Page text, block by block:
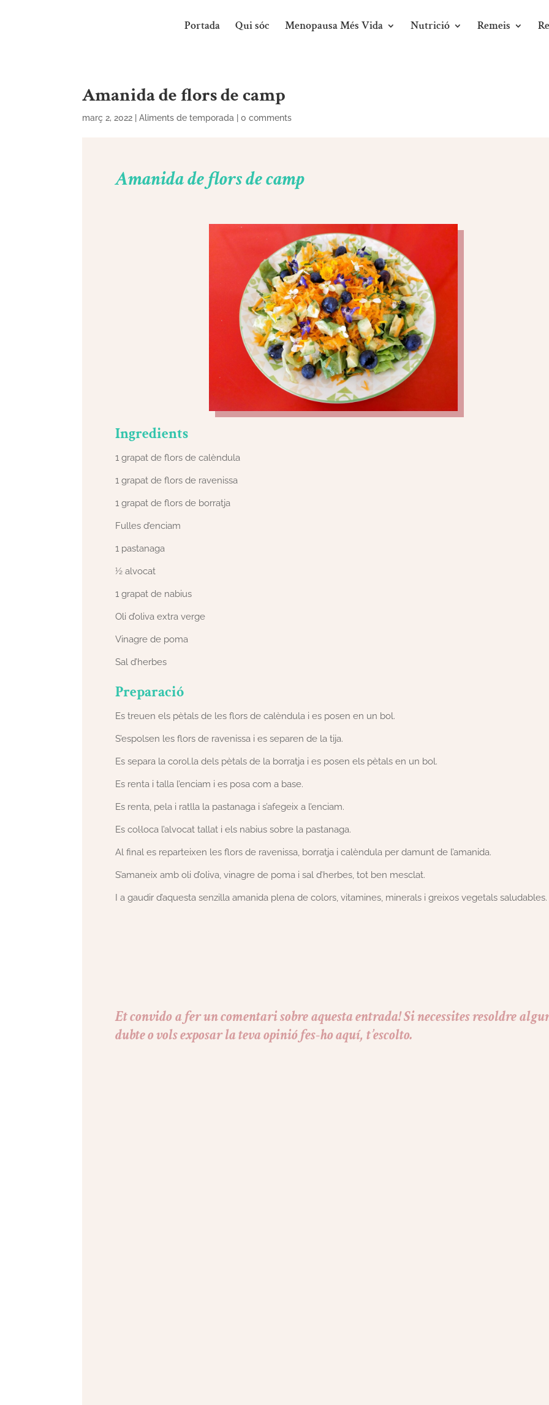
Portada Qui sóc Menopausa Més Vida Nutrició Remeis
Amanida de flors de camp
març 2, 2022 |Aliments de temporada |0 comments
Amanida de flors de camp
Ingredients
1 grapat de flors de calèndula
1 grapat de flors de ravenissa
1 grapat de flors de borratja
Fulles d’enciam
1 pastanaga
½ alvocat
1 grapat de nabius
Oli d’oliva extra verge
Vinagre de poma
Sal d’herbes
Preparació
Es treuen els pètals de les flors de calèndula i es posen en un bol.
S’espolsen les flors de ravenissa i es separen de la tija.
Es separa la corol.la dels pètals de la borratja i es posen els pètals en un bol.
Es renta i talla l’enciam i es posa com a base.
Es renta, pela i ratlla la pastanaga i s’afegeix a l’enciam.
Es col·loca l’alvocat tallat i els nabius sobre la pastanaga.
Al final es reparteixen les flors de ravenissa, borratja i calèndula per damunt de l’amanida.
S’amaneix amb oli d’oliva, vinagre de poma i sal d’herbes, tot ben mesclat.
I a gaudir d’aquesta senzilla amanida plena de colors, vitamines, minerals i greixos vegetals saludables.
Et convido a fer un comentari sobre aquesta entrada! Si necessites resoldre
dubte o vols exposar la teva opinió fes-ho aquí, t’escolto.